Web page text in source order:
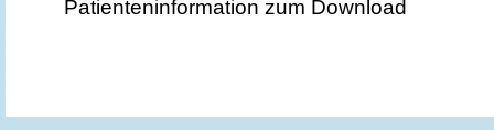
Patienteninformation zum Download